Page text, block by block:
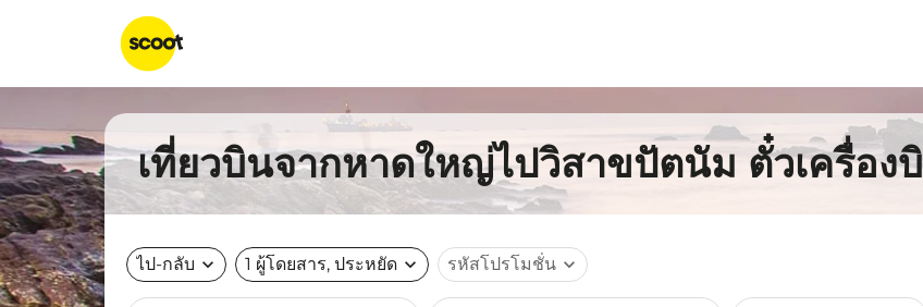
เที่ยวบินจากหาดใหญ่ไปวิสาขปัตนัม ตั๋วเครื่อง
ไป-กลับ expand_more 1 ผู้โดยสาร, ประหยัด expand_more รหัสโปรโมชั่น expand_more